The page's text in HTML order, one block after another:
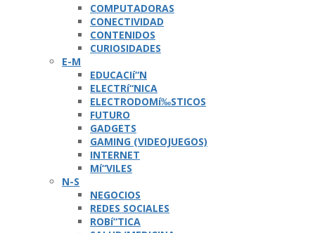
COMPUTADORAS
CONECTIVIDAD
CONTENIDOS
CURIOSIDADES
E-M
EDUCACIí“N
ELECTRí“NICA
ELECTRODOMí‰STICOS
FUTURO
GADGETS
GAMING (VIDEOJUEGOS)
INTERNET
Mí“VILES
N-S
NEGOCIOS
REDES SOCIALES
ROBí“TICA